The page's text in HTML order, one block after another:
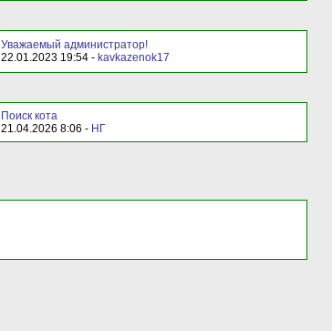
Уважаемый администратор!
22.01.2023 19:54 - kavkazenok17
Поиск кота
21.04.2026 8:06 - НГ